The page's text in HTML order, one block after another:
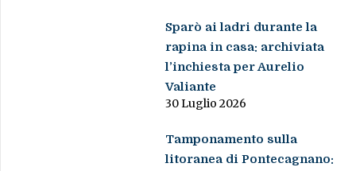
Sparò ai ladri durante la
rapina in casa: archiviata
l’inchiesta per Aurelio
Valiante
30 Luglio 2026
Tamponamento sulla
litoranea di Pontecagnano: